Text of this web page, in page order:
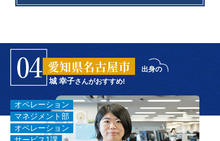
愛知県名古屋市 出身の
城 幸子さんがおすすめ!
オペレーション
マネジメント部
オペレーション